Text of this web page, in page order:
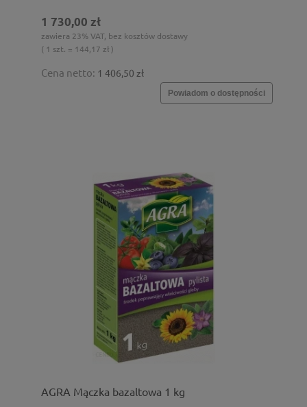
1 730,00 zł
zawiera 23% VAT, bez kosztów dostawy
( 1 szt. = 144,17 zł )
Cena netto: 1 406,50 zł
Powiadom o dostępności
AGRA Mączka bazaltowa 1 kg